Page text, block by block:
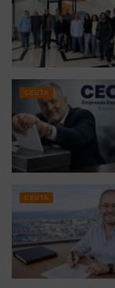
CEUTA
CEUTA